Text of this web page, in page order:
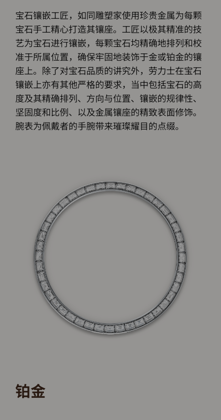
宝石镶嵌工匠，如同雕塑家使用珍贵金属为每颗
宝石手工精心打造其镶座。工匠以极其精准的技
艺为宝石进行镶嵌，每颗宝石均精确地排列和校
准于所属位置，确保牢固地装饰于金或铂金的镶
座上。除了对宝石品质的讲究外，劳力士在宝石
镶嵌上亦有其他严格的要求，当中包括宝石的高
度及其精确排列、方向与位置、镶嵌的规律性、
坚固度和比例、以及金属镶座的精致表面修饰。
腕表为佩戴者的手腕带来璀璨耀目的点缀。
铂金